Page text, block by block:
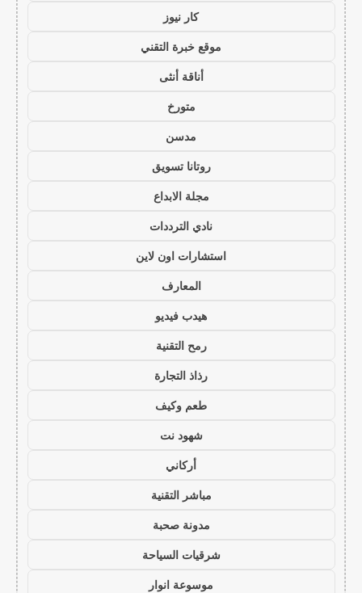
كار نيوز
موقع خبرة التقني
أناقة أنثى
متورخ
مدسن
روتانا تسويق
مجلة الابداع
نادي الترددات
استشارات اون لاين
المعارف
هيدب فيديو
رمح التقنية
رذاذ التجارة
طعم وكيف
شهود نت
أركاني
مباشر التقنية
مدونة صحبة
شرقيات السياحة
موسوعة انوار